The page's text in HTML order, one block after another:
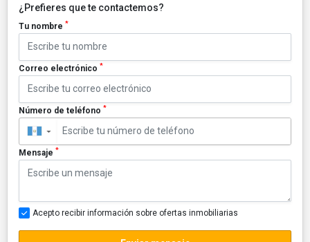
¿Prefieres que te contactemos?
Tu nombre *
Correo electrónico *
Número de teléfono *
▼
Mensaje *
Acepto recibir información sobre ofertas inmobiliarias